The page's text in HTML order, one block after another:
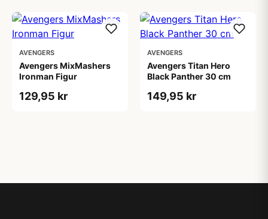
AVENGERS
Avengers MixMashers
Ironman Figur
129,95 kr
AVENGERS
Avengers Titan Hero
Black Panther 30 cm
149,95 kr